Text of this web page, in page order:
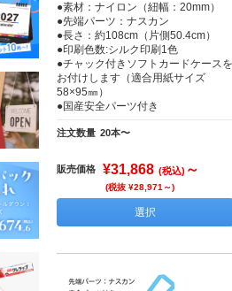
●素材：ナイロン（紐幅：20mm）
●先端パーツ：ナスカン
●長さ：約108cm（片側50.4cm）
●印刷色数:シルク印刷1色
●チャック付きソフトカードケースを
お付けします（適合用紙サイズ
58×95㎜）
●国産安全パーツ付き
注文数量 20本〜
販売価格 ¥31,868 (税込) ～
(税抜 ¥28,971～)
選択